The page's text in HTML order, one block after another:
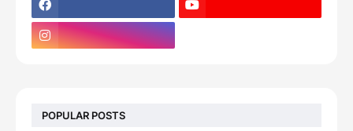
POPULAR POSTS